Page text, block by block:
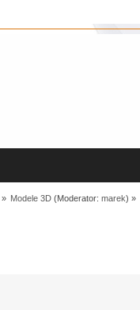
» Modele 3D (Moderator:marek) »